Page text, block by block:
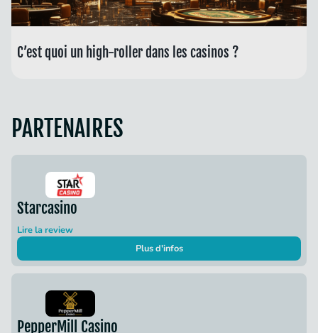
C’est quoi un high-roller dans les casinos ?
PARTENAIRES
Starcasino
Lire la review
Plus d'infos
PepperMill Casino